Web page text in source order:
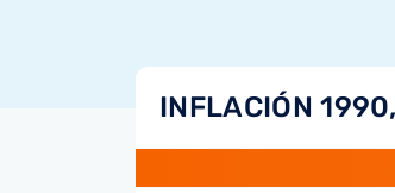
INFLACIÓN